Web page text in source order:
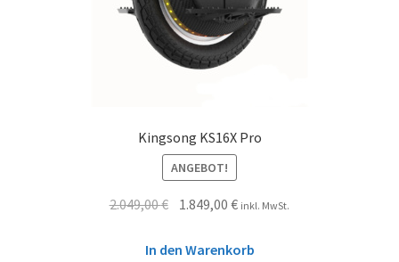
Kingsong KS16X Pro
ANGEBOT!
2.049,00€ 1.849,00€ inkl. MwSt.
In den Warenkorb